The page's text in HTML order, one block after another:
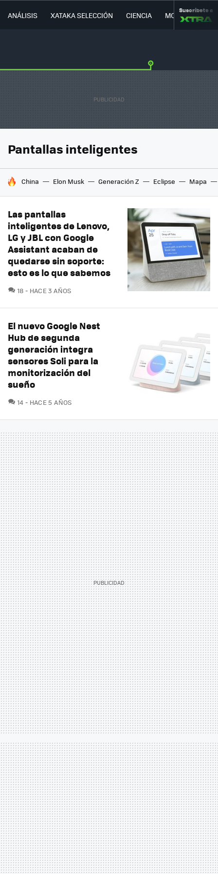
ANÁLISIS XATAKA SELECCIÓN CIENCIA MOVILIDAD
Suscríbete a
Pantallas inteligentes
HOY SE HABLA DE
China Elon Musk Generación Z Eclipse Mapa
Las pantallas
inteligentes de Lenovo,
LG y JBL con Google
Assistant acaban de
quedarse sin soporte:
esto es lo que sabemos
18 COMENTARIOS
HACE 3 AÑOS
El nuevo Google Nest
Hub de segunda
generación integra
sensores Soli para la
monitorización del
sueño
14 COMENTARIOS
HACE 5 AÑOS